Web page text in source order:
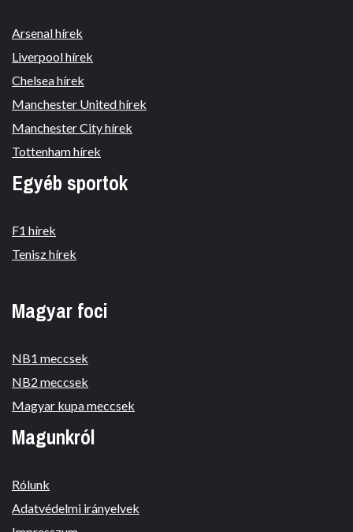
Arsenal hírek
Liverpool hírek
Chelsea hírek
Manchester United hírek
Manchester City hírek
Tottenham hírek
Egyéb sportok
F1 hírek
Tenisz hírek
Magyar foci
NB1 meccsek
NB2 meccsek
Magyar kupa meccsek
Magunkról
Rólunk
Adatvédelmi irányelvek